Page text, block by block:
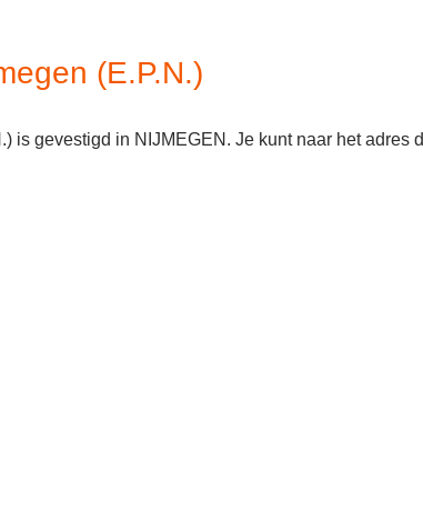
(E.P.N.)
is gevestigd in NIJMEGEN. Je kunt naar het adres